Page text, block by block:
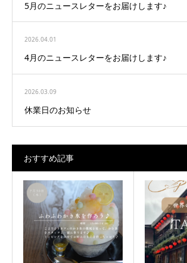
5月のニュースレターをお届けします♪
2026.04.01
4月のニュースレターをお届けします♪
2026.03.09
休業日のお知らせ
おすすめ記事